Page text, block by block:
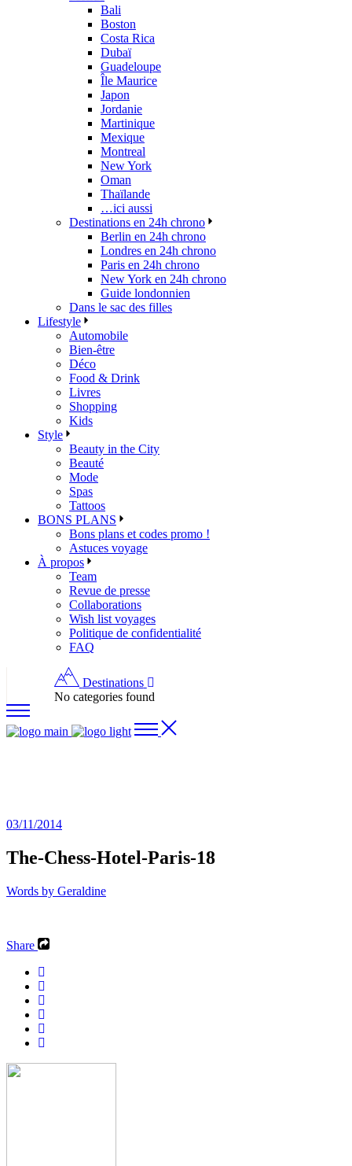
Bali
Boston
Costa Rica
Dubaï
Guadeloupe
Île Maurice
Japon
Jordanie
Martinique
Mexique
Montreal
New York
Oman
Thaïlande
…ici aussi
Destinations en 24h chrono
Berlin en 24h chrono
Londres en 24h chrono
Paris en 24h chrono
New York en 24h chrono
Guide londonnien
Dans le sac des filles
Lifestyle
Automobile
Bien-être
Déco
Food & Drink
Livres
Shopping
Kids
Style
Beauty in the City
Beauté
Mode
Spas
Tattoos
BONS PLANS
Bons plans et codes promo !
Astuces voyage
À propos
Team
Revue de presse
Collaborations
Wish list voyages
Politique de confidentialité
FAQ
Destinations
No categories found
03/11/2014
The-Chess-Hotel-Paris-18
Words by Geraldine
Share